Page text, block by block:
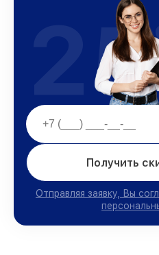
Получить
Отправляя заявку, Вы
25